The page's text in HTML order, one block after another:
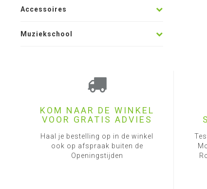
Accessoires
Muziekschool
KOM NAAR DE WINKEL
VOOR GRATIS ADVIES
Haal je bestelling op in de winkel
ook op afspraak buiten de
Openingstijden